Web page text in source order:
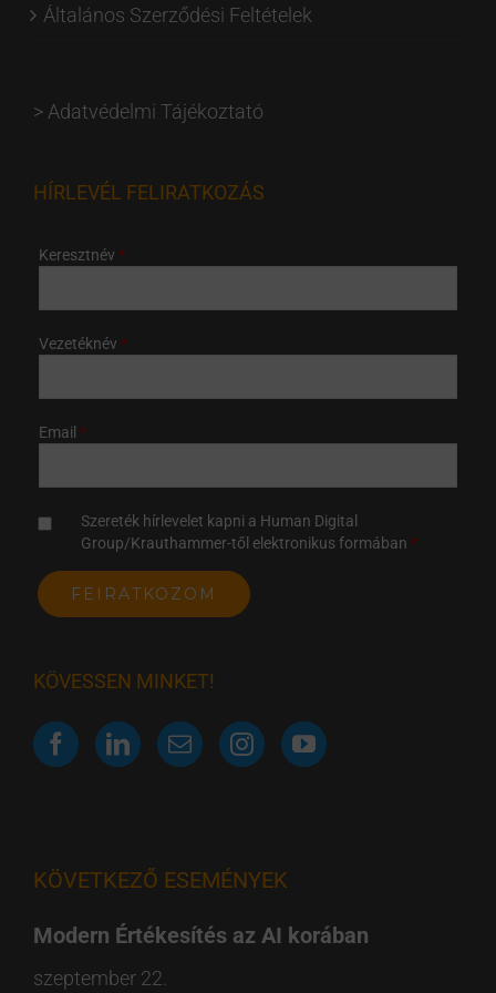
Általános Szerződési Feltételek
> Adatvédelmi Tájékoztató
HÍRLEVÉL FELIRATKOZÁS
Keresztnév
Vezetéknév
Email
Szereték hírlevelet kapni a Human Digital
Group/Krauthammer-től elektronikus formában
KÖVESSEN MINKET!
KÖVETKEZŐ ESEMÉNYEK
Modern Értékesítés az AI korában
szeptember 22.